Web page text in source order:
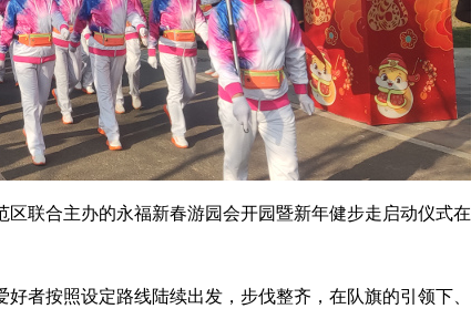
联合主办的永福新春游园会开园暨新年健步走启动仪式在
者按照设定路线陆续出发，步伐整齐，在队旗的引领下、